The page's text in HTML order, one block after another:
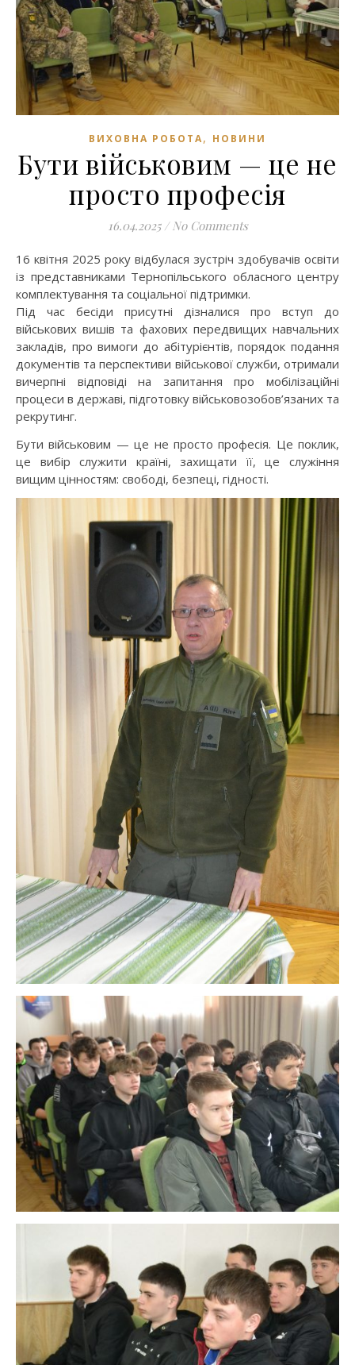
ВИХОВНА РОБОТА, НОВИНИ
Бути військовим — це не
просто професія
16.04.2025 / No Comments
16 квітня 2025 року відбулася зустріч здобувачів освіти
із представниками Тернопільського обласного центру
комплектування та соціальної підтримки.
Під час бесіди присутні дізналися про вступ до
військових вишів та фахових передвищих навчальних
закладів, про вимоги до абітурієнтів, порядок подання
документів та перспективи військової служби, отримали
вичерпні відповіді на запитання про мобілізаційні
процеси в державі, підготовку військовозобов’язаних та
рекрутинг.
Бути військовим — це не просто професія. Це поклик,
це вибір служити країні, захищати її, це служіння
вищим цінностям: свободі, безпеці, гідності.